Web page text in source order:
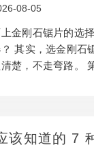
，不容易崩边。
08-05
金刚石锯片的选
其实，选金刚石
楚，不走弯路。
号。 选金刚石锯片
也越高。切石材
该知道的 7